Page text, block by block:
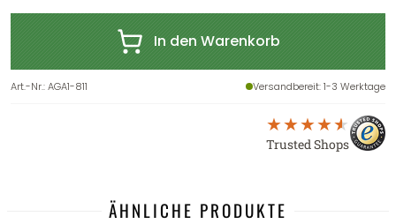
In den Warenkorb
Art.-Nr.:AGA1-811 Versandbereit: 1-3 Werktage
Trusted Shops
ÄHNLICHE PRODUKTE